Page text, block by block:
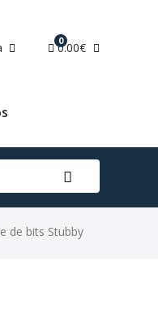
0
0.00€
de bits Stubby